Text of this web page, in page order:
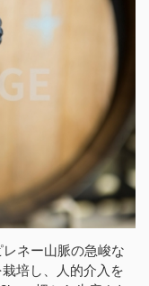
ネー山脈の急峻な
培し、人的介入を